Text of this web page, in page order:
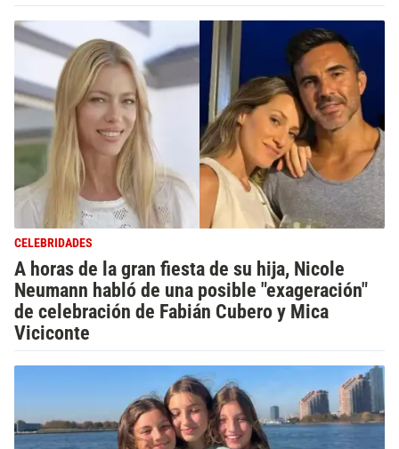
CELEBRIDADES
A horas de la gran fiesta de su hija, Nicole
Neumann habló de una posible "exageración"
de celebración de Fabián Cubero y Mica
Viciconte